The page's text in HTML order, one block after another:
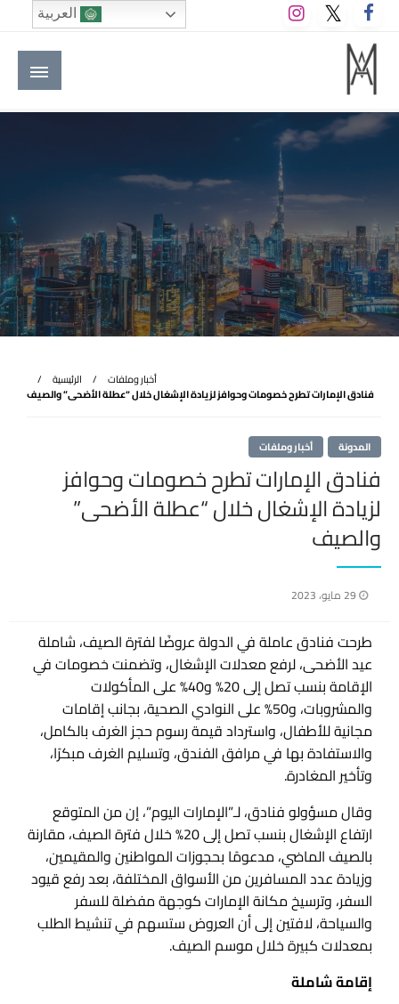
التخطي
إلى
المحتوى
M A hotels | إم ايه هوتيلز
الموقع الأول للعاملين في الفنادق في العالم العربي
الرئيسية
أخبار وملفات
فنادق الإمارات تطرح خصومات وحوافز لزيادة الإشغال خلال “عطلة الأضحى” والصيف
أخبار وملفات المدونة
فنادق الإمارات تطرح خصومات وحوافز
لزيادة الإشغال خلال “عطلة الأضحى”
والصيف
نُشر
29 مايو، 2023
طرحت فنادق عاملة في الدولة عروضًا لفترة الصيف، شاملة
عيد الأضحى، لرفع معدلات الإشغال، وتضمنت خصومات في
الإقامة بنسب تصل إلى 20% و40% على المأكولات
والمشروبات، و50% على النوادي الصحية، بجانب إقامات
مجانية للأطفال، واسترداد قيمة رسوم حجز الغرف بالكامل،
والاستفادة بها في مرافق الفندق، وتسليم الغرف مبكرًا،
وتأخير المغادرة.
وقال مسؤولو فنادق، لـ”الإمارات اليوم”، إن من المتوقع
ارتفاع الإشغال بنسب تصل إلى 20% خلال فترة الصيف، مقارنة
بالصيف الماضي، مدعومًا بحجوزات المواطنين والمقيمين،
وزيادة عدد المسافرين من الأسواق المختلفة، بعد رفع قيود
السفر، وترسيخ مكانة الإمارات كوجهة مفضلة للسفر
والسياحة، لافتين إلى أن العروض ستسهم في تنشيط الطلب
بمعدلات كبيرة خلال موسم الصيف.
إقامة شاملة
العربية